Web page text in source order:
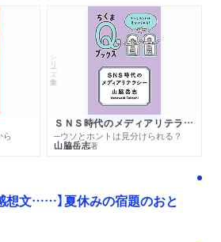
ら
シリーズ・全集
ＳＮＳ時代のメディアリテラシー
─ウソとホントは見分けられる？
山脇岳志著
想文……】夏休みの宿題のおと